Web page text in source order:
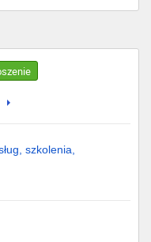
szkolenia,